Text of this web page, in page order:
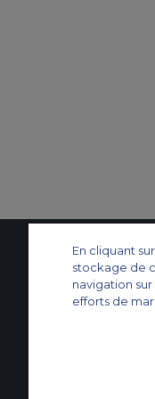
Contactez-nous À propos
Protection de la vie privée
En cliquant
stockage de
navigation
efforts de